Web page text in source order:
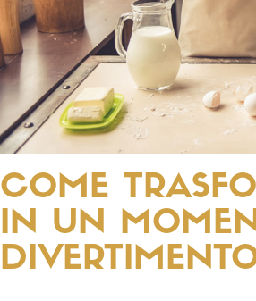
COME
IN UN